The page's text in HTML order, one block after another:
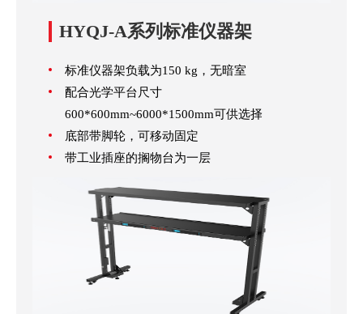
HYQJ-A系列标准仪器架
标准仪器架负载为150 kg，无暗室
配合光学平台尺寸
600*600mm~6000*1500mm可供选择
底部带脚轮，可移动固定
带工业插座的搁物台为一层